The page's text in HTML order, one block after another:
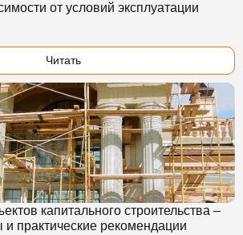
от условий эксплуатации
Читать
капитального строительства –
практические рекомендации